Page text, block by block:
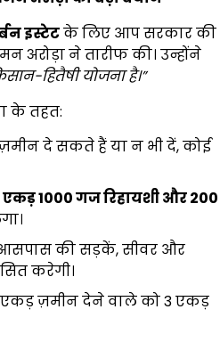
इस्टेटके लिए आप सरकार की
अरोड़ा ने तारीफ की। उन्होंने
हितैषी योजना है।”
के तहत:
दे सकते हैं या न भी दें, कोई
एकड़1000गज रिहायशी और200
की सड़कें, सीवर और
करेगी।
एकड़ ज़मीन देने वाले को 3 एकड़